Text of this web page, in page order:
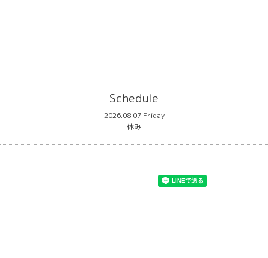
Schedule
2026.08.07 Friday
休み